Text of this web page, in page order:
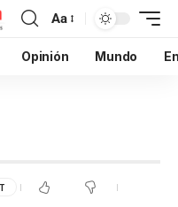
Aa
Opinión Mundo